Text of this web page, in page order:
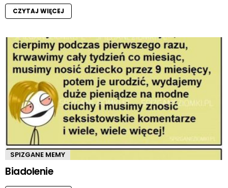
CZYTAJ WIĘCEJ
SPIZGANE MEMY
Biadolenie